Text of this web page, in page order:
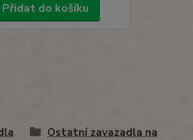
Přidat do košíku
Ostatní zavazadla na